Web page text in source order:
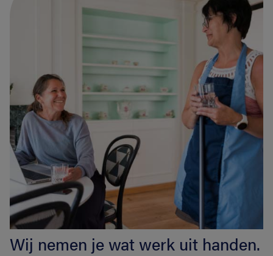
Wij nemen je wat werk uit handen.